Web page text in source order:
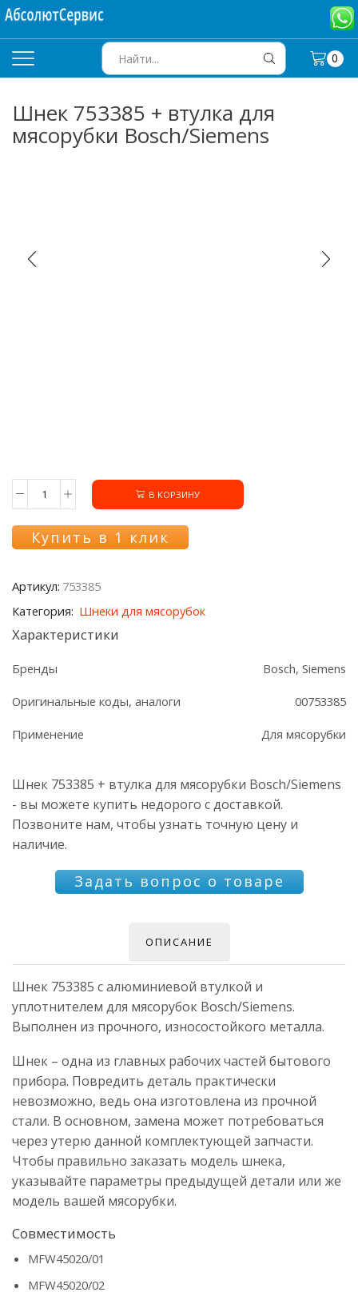
INPUT
0
Шнек 753385 + втулка для
мясорубки Bosch/Siemens
Количество
Шнек
753385
для
Bosch/Siemens
В КОРЗИНУ
Купить в 1 клик
Артикул: 753385
Категория: Шнеки для мясорубок
Характеристики
Бренды Bosch, Siemens
Оригинальные коды, аналоги 00753385
Применение Для мясорубки
Шнек 753385 + втулка для мясорубки Bosch/Siemens
- вы можете купить недорого с доставкой.
Позвоните нам, чтобы узнать точную цену и
наличие.
Задать вопрос о товаре
ОПИСАНИЕ
Шнек 753385 с алюминиевой втулкой и
уплотнителем для мясорубок Bosch/Siemens.
Выполнен из прочного, износостойкого металла.
Шнек – одна из главных рабочих частей бытового
прибора. Повредить деталь практически
невозможно, ведь она изготовлена из прочной
стали. В основном, замена может потребоваться
через утерю данной комплектующей запчасти.
Чтобы правильно заказать модель шнека,
указывайте параметры предыдущей детали или же
модель вашей мясорубки.
Совместимость
MFW45020/01
MFW45020/02